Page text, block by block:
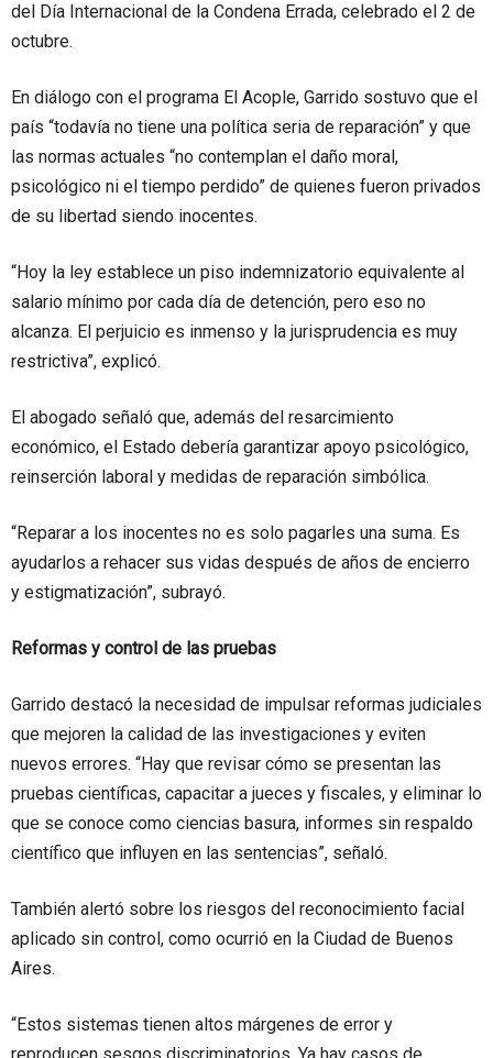
del Día Internacional de la Condena Errada, celebrado el 2 de
octubre.
En diálogo con el programa El Acople, Garrido sostuvo que el
país “todavía no tiene una política seria de reparación” y que
las normas actuales “no contemplan el daño moral,
psicológico ni el tiempo perdido” de quienes fueron privados
de su libertad siendo inocentes.
“Hoy la ley establece un piso indemnizatorio equivalente al
salario mínimo por cada día de detención, pero eso no
alcanza. El perjuicio es inmenso y la jurisprudencia es muy
restrictiva”, explicó.
El abogado señaló que, además del resarcimiento
económico, el Estado debería garantizar apoyo psicológico,
reinserción laboral y medidas de reparación simbólica.
“Reparar a los inocentes no es solo pagarles una suma. Es
ayudarlos a rehacer sus vidas después de años de encierro
y estigmatización”, subrayó.
Reformas y control de las pruebas
Garrido destacó la necesidad de impulsar reformas judiciales
que mejoren la calidad de las investigaciones y eviten
nuevos errores. “Hay que revisar cómo se presentan las
pruebas científicas, capacitar a jueces y fiscales, y eliminar lo
que se conoce como ciencias basura, informes sin respaldo
científico que influyen en las sentencias”, señaló.
También alertó sobre los riesgos del reconocimiento facial
aplicado sin control, como ocurrió en la Ciudad de Buenos
Aires.
“Estos sistemas tienen altos márgenes de error y